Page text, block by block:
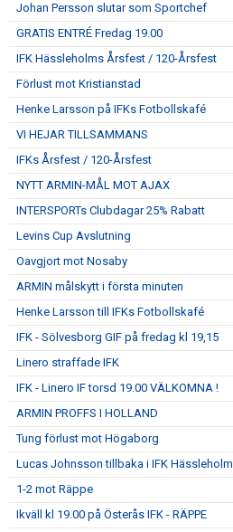
Johan Persson slutar som Sportchef
GRATIS ENTRÉ Fredag 19.00
IFK Hässleholms Årsfest / 120-Årsfest
Förlust mot Kristianstad
Henke Larsson på IFKs Fotbollskafé
VI HEJAR TILLSAMMANS
IFKs Årsfest / 120-Årsfest
NYTT ARMIN-MÅL MOT AJAX
INTERSPORTs Clubdagar 25% Rabatt
Levins Cup Avslutning
Oavgjort mot Nosaby
ARMIN målskytt i första minuten
Henke Larsson till IFKs Fotbollskafé
IFK - Sölvesborg GIF på fredag kl 19,15
Linero straffade IFK
IFK - Linero IF torsd 19.00 VÄLKOMNA !
ARMIN PROFFS I HOLLAND
Tung förlust mot Högaborg
Lucas Johnsson tillbaka i IFK Hässleholm
1-2 mot Räppe
Ikväll kl 19.00 på Österås IFK - RÄPPE